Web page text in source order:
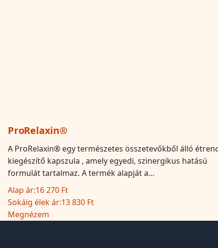
ProRelaxin®
A ProRelaxin® egy természetes összetevőkből álló
kiegészítő kapszula , amely egyedi, szinergikus hatású
formulát tartalmaz. A termék alapját a…
Alap ár:16 270 Ft
Sokáig élek ár:13 830 Ft
Megnézem